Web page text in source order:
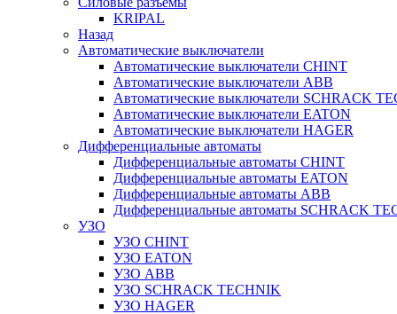
KRIPAL
Назад
Автоматические выключатели
Автоматические выключатели CHINT
Автоматические выключатели ABB
Автоматические выключатели SCHRACK
Автоматические выключатели EATON
Автоматические выключатели HAGER
Дифференциальные автоматы
Дифференциальные автоматы CHINT
Дифференциальные автоматы EATON
Дифференциальные автоматы ABB
Дифференциальные автоматы SCHRACK
УЗО
УЗО CHINT
УЗО EATON
УЗО ABB
УЗО SCHRACK TECHNIK
УЗО HAGER